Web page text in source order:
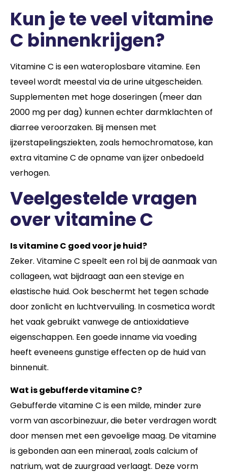
Kun je te veel vitamine
C binnenkrijgen?
Vitamine C is een wateroplosbare vitamine. Een
teveel wordt meestal via de urine uitgescheiden.
Supplementen met hoge doseringen (meer dan
2000 mg per dag) kunnen echter darmklachten of
diarree veroorzaken. Bij mensen met
ijzerstapelingsziekten, zoals hemochromatose, kan
extra vitamine C de opname van ijzer onbedoeld
verhogen.
Veelgestelde vragen
over vitamine C
Is vitamine C goed voor je huid?
Zeker. Vitamine C speelt een rol bij de aanmaak van
collageen, wat bijdraagt aan een stevige en
elastische huid. Ook beschermt het tegen schade
door zonlicht en luchtvervuiling. In cosmetica wordt
het vaak gebruikt vanwege de antioxidatieve
eigenschappen. Een goede inname via voeding
heeft eveneens gunstige effecten op de huid van
binnenuit.
Wat is gebufferde vitamine C?
Gebufferde vitamine C is een milde, minder zure
vorm van ascorbinezuur, die beter verdragen wordt
door mensen met een gevoelige maag. De vitamine
is gebonden aan een mineraal, zoals calcium of
natrium, wat de zuurgraad verlaagt. Deze vorm